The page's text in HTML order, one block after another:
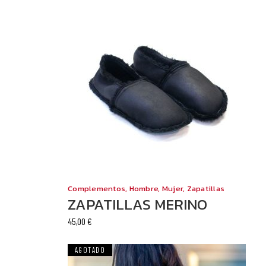
tiene
múltiples
variantes.
Las
Complementos, Hombre, Mujer, Zapatillas
ZAPATILLAS MERINO
45,00 €
AGOTADO